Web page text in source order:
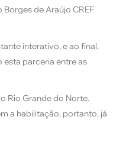
de Araújo CREF
interativo, e ao final,
esta parceria entre as
Rio Grande do Norte.
a habilitação, portanto, já